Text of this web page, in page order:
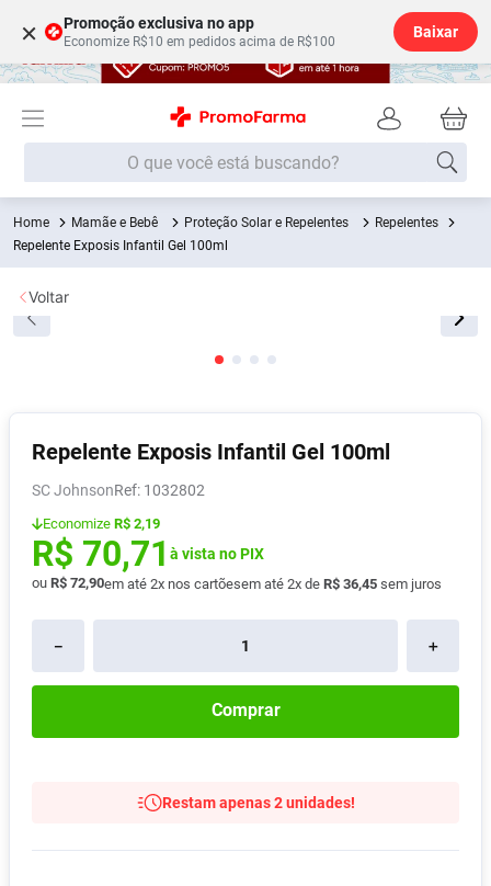
× Promoção exclusiva no app
Economize R$10 em pedidos acima de R$100
Baixar
O que você está buscando?
Mamãe e Bebê Proteção Solar e Repelentes
Repelentes
Repelente Exposis Infantil Gel 100ml
Repelente Exposis Infantil Gel 100ml
SC Johnson : 1032802
Economize R$ 2,19
R$ 70,71 à vista no PIX
ou R$ 72,90em até 2x nos cartõesem até 2x de R$ 36,45 sem juros
＋
－
Comprar
Restam apenas 2 unidades!
Voltar
Termos mais buscados
1º Fralda
2
5º Fralda G
6º Desodorante
7º Shampoo
8º Absorvente
9 Pampers Confort Sec
10º Lavitan